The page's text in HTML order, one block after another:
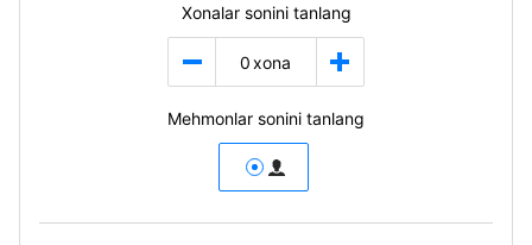
Xonalar sonini tanlang
0 xona
Mehmonlar sonini tanlang